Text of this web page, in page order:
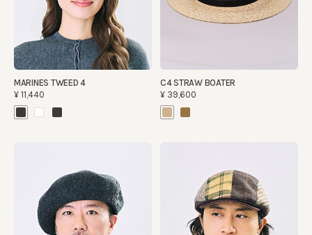
MARINES TWEED 4
¥11,440
C4 STRAW BOATER
¥39,600